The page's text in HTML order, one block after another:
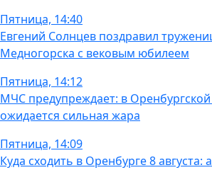
Пятница, 14:40
Евгений Солнцев поздравил
Медногорска с вековым юбилеем
Пятница, 14:12
МЧС предупреждает: в Оренбургской
ожидается сильная жара
Пятница, 14:09
Куда сходить в Оренбурге 8